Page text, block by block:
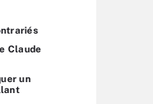
Claude
un